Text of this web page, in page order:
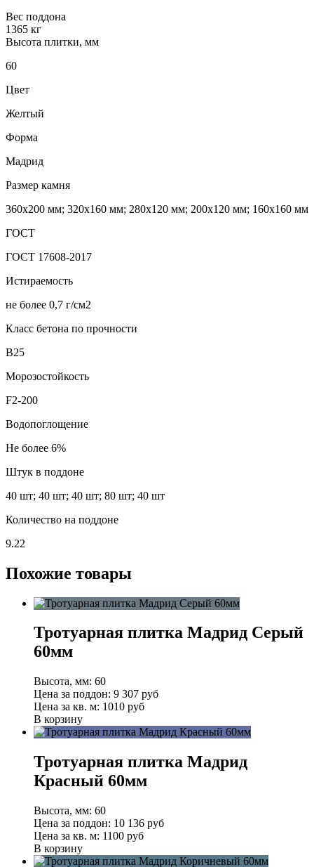
Вес поддона
1365 кг
Высота плитки, мм
60
Цвет
Желтый
Форма
Мадрид
Размер камня
360х200 мм; 320х160 мм; 280х120 мм; 200х120 мм; 160х160 мм
ГОСТ
ГОСТ 17608-2017
Истираемость
не более 0,7 г/см2
Класс бетона по прочности
В25
Морозостойкость
F2-200
Водопоглощение
Не более 6%
Штук в поддоне
40 шт; 40 шт; 40 шт; 80 шт; 40 шт
Количество на поддоне
9.22
Похожие товары
Тротуарная плитка Мадрид Серый
60мм
Высота, мм: 60
Цена за поддон: 9 307 руб
Цена за кв. м: 1010 руб
В корзину
Тротуарная плитка Мадрид
Красный 60мм
Высота, мм: 60
Цена за поддон: 10 136 руб
Цена за кв. м: 1100 руб
В корзину